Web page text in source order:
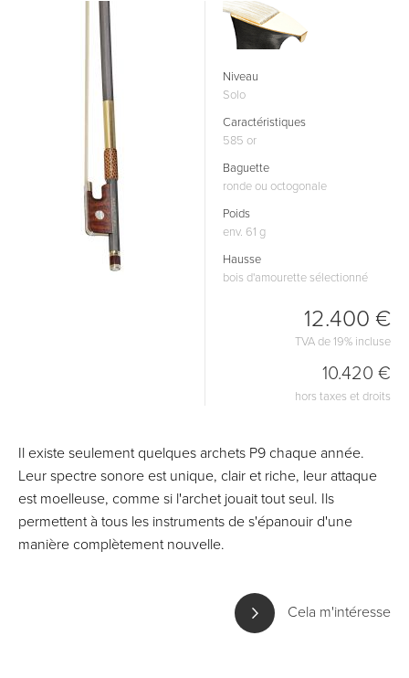
Niveau
Solo
Caractéristiques
585 or
Baguette
ronde ou octogonale
Poids
env. 61 g
Hausse
bois d'amourette sélectionné
12.400 €
TVA de 19% incluse
10.420 €
hors taxes et droits
Il existe seulement quelques archets P9 chaque année.
Leur spectre sonore est unique, clair et riche, leur attaque
est moelleuse, comme si l'archet jouait tout seul. Ils
permettent à tous les instruments de s'épanouir d'une
manière complètement nouvelle.
Cela m'intéresse